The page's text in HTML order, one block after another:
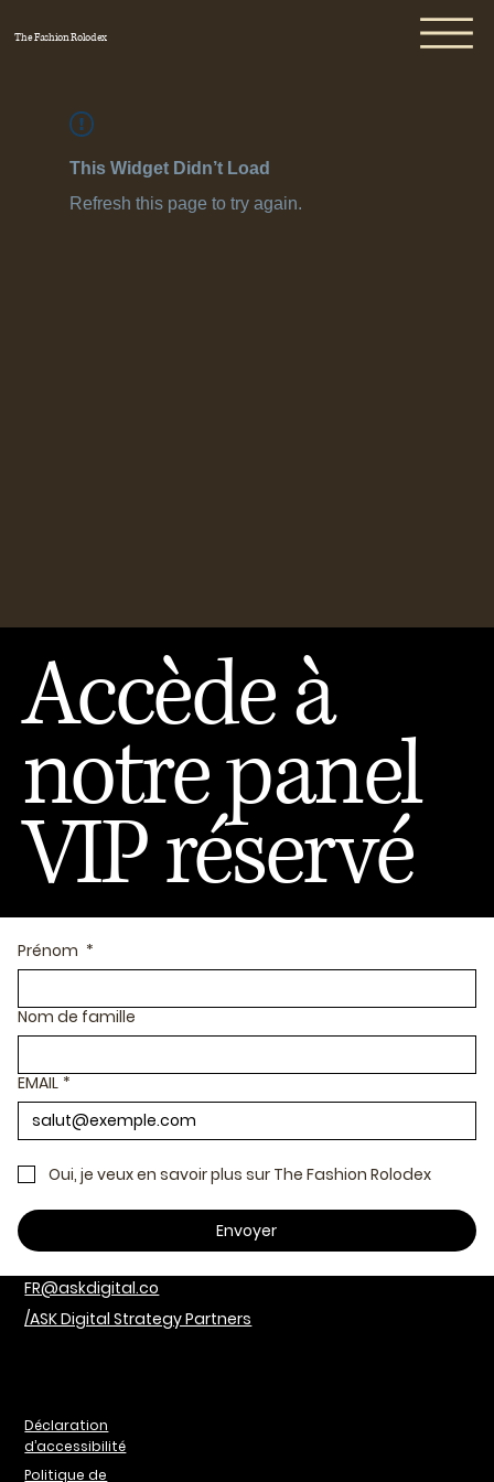
The Fashion Rolodex
This Widget Didn’t Load
Refresh this page to try again.
Accède à
notre panel
VIP réservé
FR@askdigital.co
/ASK Digital Strategy Partners
Prénom *
Nom de famille
EMAIL *
Oui, je veux en savoir plus sur The Fashion Rolodex
Envoyer
Déclaration
d’accessibilité
Politique de